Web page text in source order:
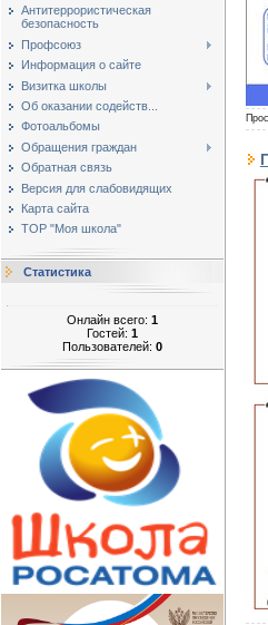
Антитеррористическая
безопасность
Профсоюз
Информация о сайте
Визитка школы
Об оказании содейств...
Фотоальбомы
Обращения граждан
Обратная связь
Версия для слабовидящих
Карта сайта
ТОР "Моя школа"
Статистика
Онлайн всего: 1
Гостей: 1
Пользователей: 0